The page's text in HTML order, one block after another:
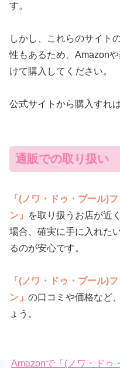
す。
しかし、これらのサイト
性もあるため、Amazon
けて購入してください。
公式サイトから購入すれ
通販での取り扱い
「(ノワ・ドゥ・ブール)
ン」
を取り扱うお店が近
場合、確実に手に入れた
るのが安心です。
「(ノワ・ドゥ・ブール)
ン」 の口コミや価格など
ょう。
Amazonで「(ノワ・ドゥ